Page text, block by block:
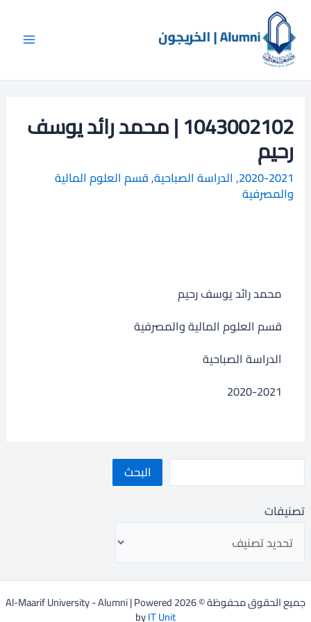
المحتوى
البحث
تصنيفات
1043002102 | محمد رائد يوسف
رحيم
2020-2021
, الدراسة الصباحية,قسم العلوم المالية
والمصرفية
محمد رائد يوسف رحيم
قسم العلوم المالية والمصرفية
الدراسة الصباحية
2020-2021
جميع الحقوق محفوظة © 2026 Al-Maarif University - Alumni | Powered
byIT Unit